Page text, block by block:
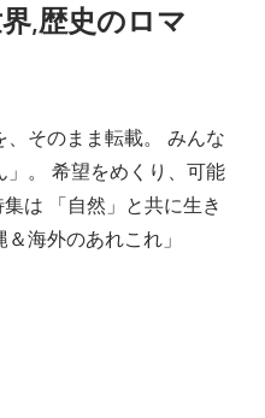
,歴史のロマ
そのまま転載。 みんな
」。 希望をめくり、可能
は 「自然」と共に生き
海外のあれこれ」